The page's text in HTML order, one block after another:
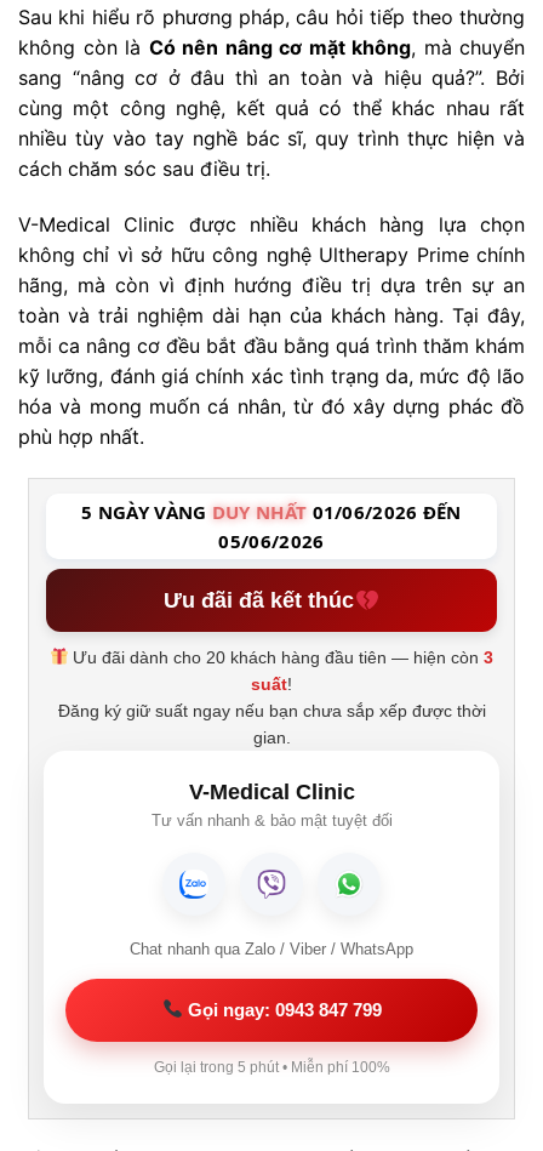
Sau khi hiểu rõ phương pháp, câu hỏi tiếp theo thường
không còn là Có nên nâng cơ mặt không, mà chuyển
sang “nâng cơ ở đâu thì an toàn và hiệu quả?”. Bởi
cùng một công nghệ, kết quả có thể khác nhau rất
nhiều tùy vào tay nghề bác sĩ, quy trình thực hiện và
cách chăm sóc sau điều trị.
V-Medical Clinic được nhiều khách hàng lựa chọn
không chỉ vì sở hữu công nghệ Ultherapy Prime chính
hãng, mà còn vì định hướng điều trị dựa trên sự an
toàn và trải nghiệm dài hạn của khách hàng. Tại đây,
mỗi ca nâng cơ đều bắt đầu bằng quá trình thăm khám
kỹ lưỡng, đánh giá chính xác tình trạng da, mức độ lão
hóa và mong muốn cá nhân, từ đó xây dựng phác đồ
phù hợp nhất.
5 NGÀY VÀNG DUY NHẤT 01/06/2026 ĐẾN
05/06/2026
Ưu đãi đã kết thúc
Ưu đãi dành cho 20 khách hàng đầu tiên — hiện còn3
suất!
Đăng ký giữ suất ngay nếu bạn chưa sắp xếp được thời
gian.
V-Medical Clinic
Tư vấn nhanh & bảo mật tuyệt đối
Chat nhanh qua Zalo / Viber / WhatsApp
Gọi ngay: 0943 847 799
Gọi lại trong 5 phút • Miễn phí 100%